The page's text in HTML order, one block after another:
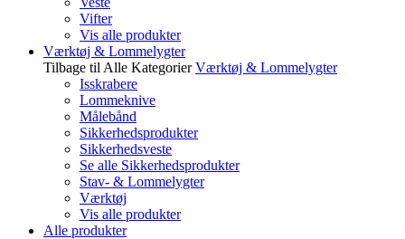
Vifter
Vis alle produkter
Værktøj & Lommelygter
Tilbage til Alle Kategorier Værktøj & Lommelygter
Isskrabere
Lommeknive
Målebånd
Sikkerhedsprodukter
Sikkerhedsveste
Se alle Sikkerhedsprodukter
Stav- & Lommelygter
Værktøj
Vis alle produkter
Alle produkter